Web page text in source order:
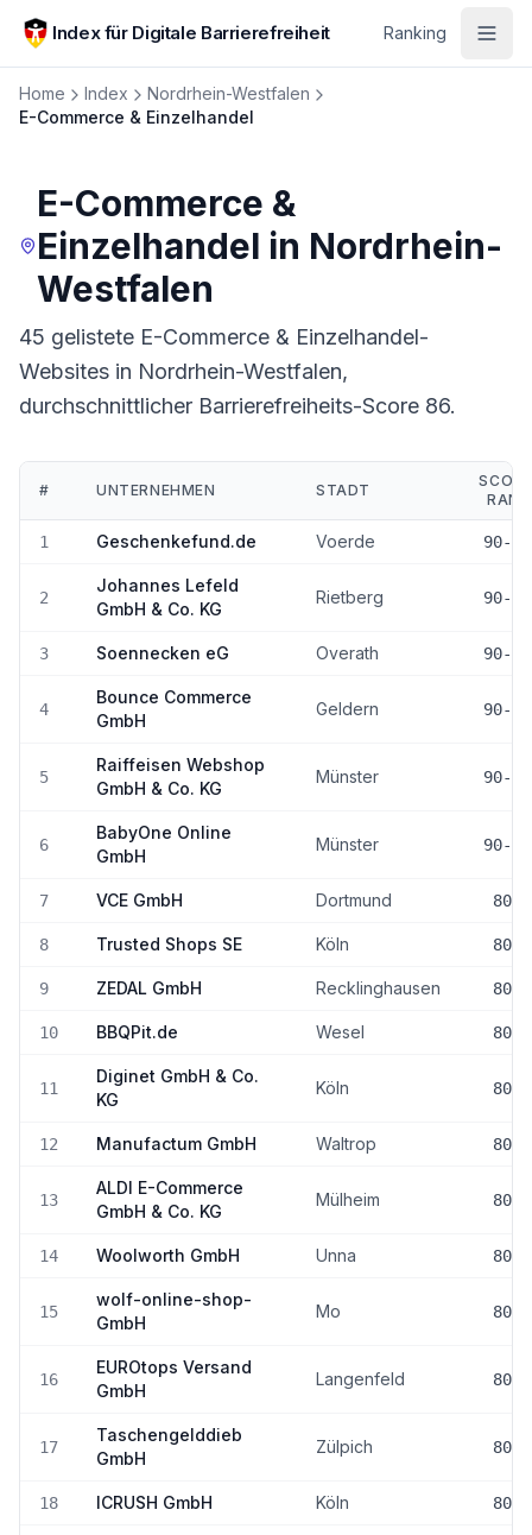
Zum Hauptinhalt springen
Index für Digitale Barrierefreiheit Ranking
Home Index
Nordrhein-Westfalen
E-Commerce & Einzelhandel
E-Commerce &
Einzelhandel in Nordrhein-
Westfalen
45 gelistete E-Commerce & Einzelhandel-
Websites in Nordrhein-Westfalen,
durchschnittlicher Barrierefreiheits-Score 86.
E-Commerce & Einzelhandel in Nordrhein-Westfalen
# UNTERNEHMEN STADT
1 Geschenkefund.de Voerde 90-
2
Johannes Lefeld
GmbH & Co. KG
Rietberg 90-
3 Soennecken eG Overath 90-
4
Bounce Commerce
GmbH
Geldern 90-
5
Raiffeisen Webshop
GmbH & Co. KG
Münster 90-
6
BabyOne Online
GmbH
Münster 90-
7 VCE GmbH Dortmund 80-
8 Trusted Shops SE Köln 80-
9 ZEDAL GmbH Recklinghausen 80-
10 BBQPit.de Wesel 80-
11
Diginet GmbH & Co.
KG
Köln 80-
12 Manufactum GmbH Waltrop 80-
13
ALDI E-Commerce
GmbH & Co. KG
Mülheim 80-
14 Woolworth GmbH Unna 80-
15
wolf-online-shop-
GmbH
Mo 80-
16
EUROtops Versand
GmbH
Langenfeld 80-
17
Taschengelddieb
GmbH
Zülpich 80-
18 ICRUSH GmbH Köln 80-